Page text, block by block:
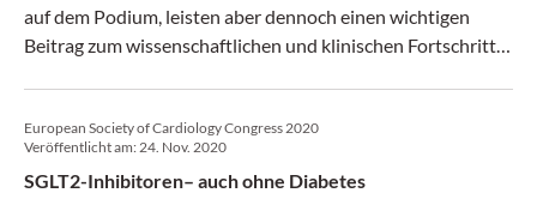
auf dem Podium, leisten aber dennoch einen wichtigen
Beitrag zum wissenschaftlichen und klinischen Fortschritt.
Rahmen des ESC-Kongresses prominent in den Hotline-
Sitzungen präsentiert. Auch in diesem Jahr zeigen wieder
zahlreiche Arbeiten, was nicht funktioniert. Hier eine
European Society of Cardiology Congress 2020
Veröffentlicht am:24. Nov. 2020
SGLT2-Inhibitoren– auch ohne Diabetes